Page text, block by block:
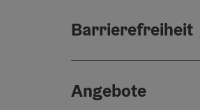
Barrierefreiheit
Angebote